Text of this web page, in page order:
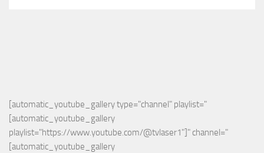
[automatic_youtube_gallery type="channel" playlist="
[automatic_youtube_gallery
playlist="https://www.youtube.com/@tvlaser1"]" channel="
[automatic_youtube_gallery